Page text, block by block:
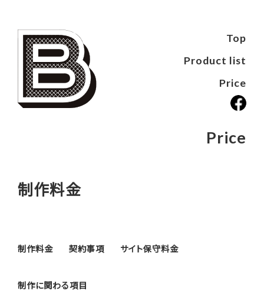
Top
Product list
Price
Price
制作料金
制作料金 契約事項 サイト保守料金
制作に関わる項目